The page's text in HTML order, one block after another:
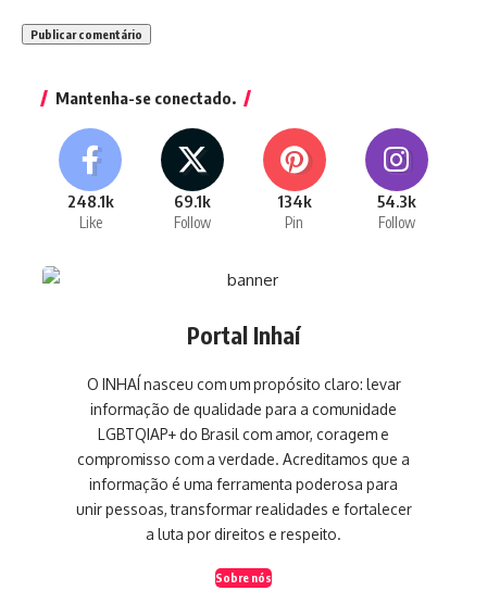
Mantenha-se conectado.
248.1k
Like
69.1k
Follow
134k
Pin
54.3k
Follow
Portal Inhaí
O INHAÍ nasceu com um propósito claro: levar
informação de qualidade para a comunidade
LGBTQIAP+ do Brasil com amor, coragem e
compromisso com a verdade. Acreditamos que a
informação é uma ferramenta poderosa para
unir pessoas, transformar realidades e fortalecer
a luta por direitos e respeito.
Sobre nós